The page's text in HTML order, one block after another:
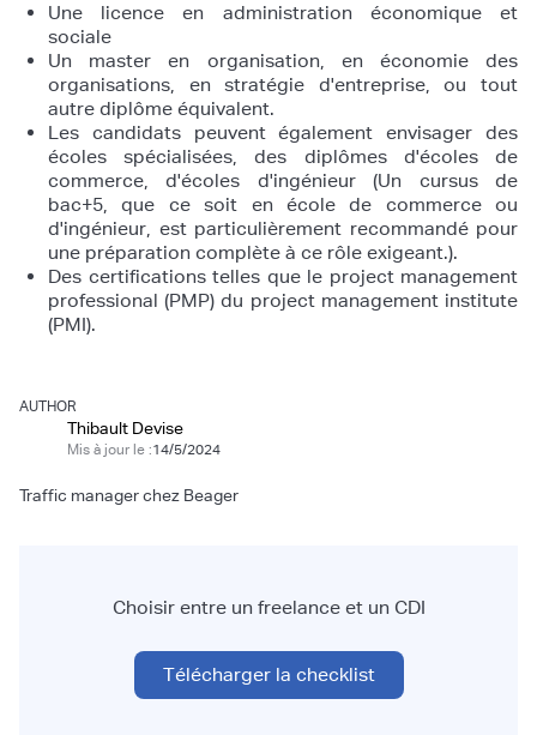
Une licence en administration économique et
sociale
Un master en organisation, en économie des
organisations, en stratégie d'entreprise, ou tout
autre diplôme équivalent.
Les candidats peuvent également envisager des
écoles spécialisées, des diplômes d'écoles de
commerce, d'écoles d'ingénieur (Un cursus de
bac+5, que ce soit en école de commerce ou
d'ingénieur, est particulièrement recommandé pour
une préparation complète à ce rôle exigeant.).
Des certifications telles que le project management
professional (PMP) du project management institute
(PMI).
AUTHOR
Thibault Devise
Mis à jour le :14/5/2024
Traffic manager chez Beager
Choisir entre un freelance et un CDI
Télécharger la checklist